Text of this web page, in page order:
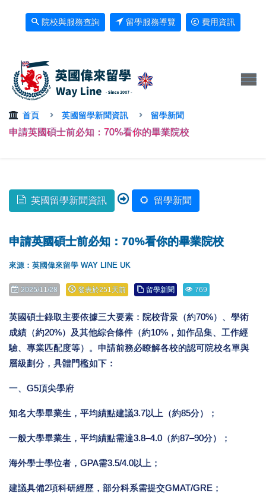
院校與服務查詢 留學服務導覽 費用資訊
首頁 英國留學新聞資訊 留學新聞
申請英國碩士前必知：70%看你的畢業院校
英國留學新聞資訊 留學新聞
申請英國碩士前必知：70%看你的畢業院校
來源：英國偉來留學 WAY LINE UK
2025/11/28 發表於251天前 留學新聞 769
英國碩士錄取主要依據三大要素：院校背景（約70%）、學術
成績（約20%）及其他綜合條件（約10%，如作品集、工作經
驗、專業匹配度等）。申請前務必瞭解各校的認可院校名單與
層級劃分，具體門檻如下：
一、G5頂尖學府
知名大學畢業生，平均績點建議3.7以上（約85分）；
一般大學畢業生，平均績點需達3.8–4.0（約87–90分）；
海外學士學位者，GPA需3.5/4.0以上；
建議具備2項科研經歷，部分科系需提交GMAT/GRE；